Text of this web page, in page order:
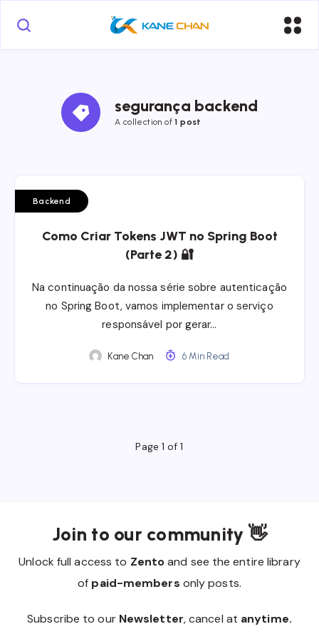
segurança backend
A collection of1 post
Backend
Como Criar Tokens JWT no Spring Boot
(Parte 2) 🔐
Na continuação da nossa série sobre autenticação
no Spring Boot, vamos implementar o serviço
responsável por gerar…
Kane Chan 6 Min Read
Page 1 of 1
Join to our community 👋
Unlock full access to Zentoand see the entire library
of paid-members only posts.
Subscribe to our Newsletter, cancel at anytime.